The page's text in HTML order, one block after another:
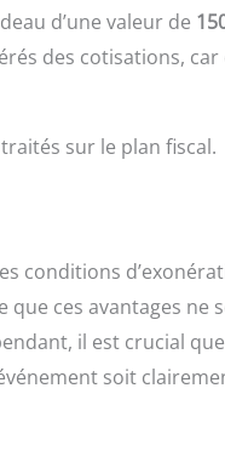
d’une valeur de
des cotisations,
sur le plan fiscal.
conditions
que ces avantages
il est crucial
soit